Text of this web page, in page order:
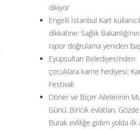
dikiyor
Engelli İstanbul Kart
dikkatine: Sağlık
rapor doğrulama yeniden
Eyüpsultan Belediyesi’nden
çocuklara karne hediyesi:
Festivali
Döner ve Biçer Ailelerinin
Günü: Biricik evlatları,
Burak evliliğe giden yolda ilk